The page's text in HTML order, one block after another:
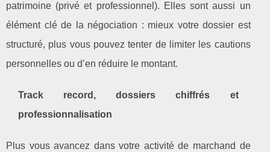
patrimoine (privé et professionnel). Elles sont aussi un
élément clé de la négociation : mieux votre dossier est
structuré, plus vous pouvez tenter de limiter les cautions
personnelles ou d’en réduire le montant.
Track record, dossiers chiffrés et
professionnalisation
Plus vous avancez dans votre activité de marchand de